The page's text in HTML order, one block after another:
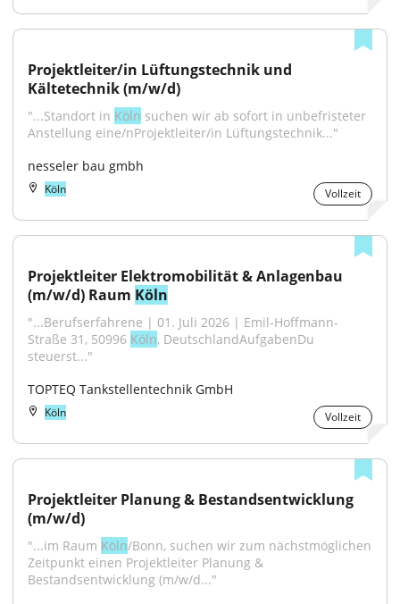
Projektleiter/in Lüftungstechnik und
Kältetechnik (m/w/d)
"...Standort in Köln suchen wir ab sofort in unbefristeter
Anstellung eine/nProjektleiter/in Lüftungstechnik..."
nesseler bau gmbh
Köln Vollzeit
Projektleiter Elektromobilität & Anlagenbau
(m/w/d) Raum Köln
"...Berufserfahrene | 01. Juli 2026 | Emil-Hoffmann-
Straße 31, 50996 Köln, DeutschlandAufgabenDu
steuerst..."
TOPTEQ Tankstellentechnik GmbH
Köln Vollzeit
Projektleiter Planung & Bestandsentwicklung
(m/w/d)
"...im Raum Köln/Bonn, suchen wir zum nächstmöglichen
Zeitpunkt einen Projektleiter Planung &
Bestandsentwicklung (m/w/d..."